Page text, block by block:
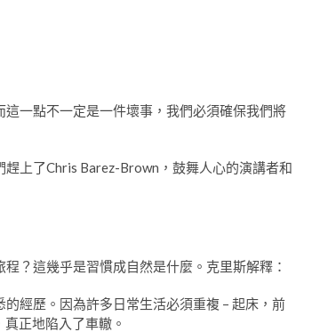
一點不一定是一件壞事，我們必須確保我們將
上了Chris Barez-Brown，鼓舞人心的演講者和
？這幾乎是習慣成自然是什麼。克里斯解釋：
經歷。因為許多日常生活必須重複 – 起床，前
正地陷入了車轍。